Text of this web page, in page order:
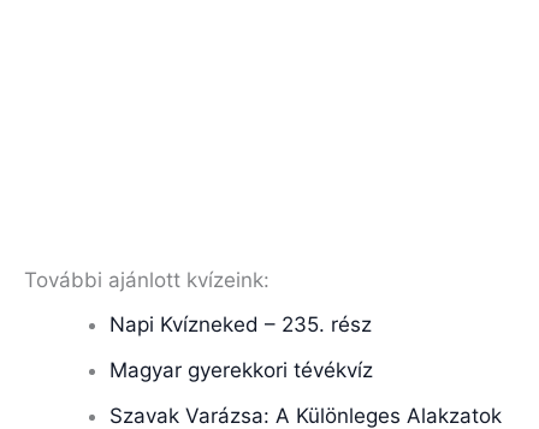
További ajánlott kvízeink:
Napi Kvízneked – 235. rész
Magyar gyerekkori tévékvíz
Szavak Varázsa: A Különleges Alakzatok